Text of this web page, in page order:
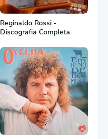
Reginaldo Rossi -
Discografia Completa